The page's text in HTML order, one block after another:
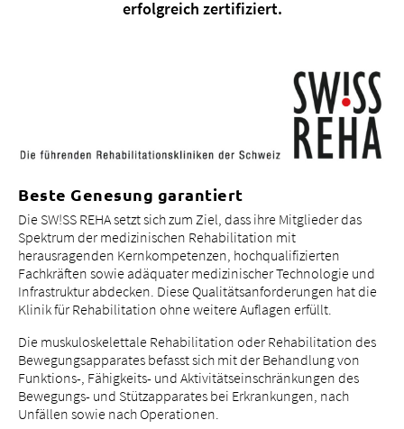
Über uns
Blog
Zuweisende
Jobs & Karriere
Qualität
Fachbereiche
Personen
erfolgreich zertifiziert.
Beste Genesung garantiert
Die SW!SS REHA setzt sich zum Ziel, dass ihre Mitglieder das
Spektrum der medizinischen Rehabilitation mit
herausragenden Kernkompetenzen, hochqualifizierten
Fachkräften sowie adäquater medizinischer Technologie und
Infrastruktur abdecken. Diese Qualitätsanforderungen hat die
Klinik für Rehabilitation ohne weitere Auflagen erfüllt.
Die muskuloskelettale Rehabilitation oder Rehabilitation des
Bewegungsapparates befasst sich mit der Behandlung von
Funktions-, Fähigkeits- und Aktivitätseinschränkungen des
Bewegungs- und Stützapparates bei Erkrankungen, nach
Unfällen sowie nach Operationen.